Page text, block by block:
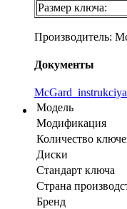
Размер ключа:
Производитель:
Документы
McGard_instrukciya
Модель
Модификация
Количество
Диски
Стандарт ключа
Страна
Бренд